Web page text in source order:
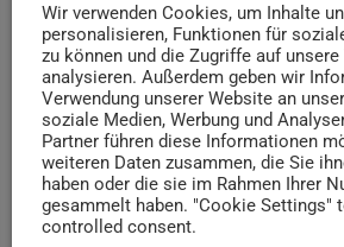
NEWS
Wir verwenden Cookies, um Inhalte
personalisieren, Funktionen für
zu können und die Zugriffe auf
analysieren. Außerdem geben wir
Verwendung unserer Website an
soziale Medien, Werbung und
Partner führen diese Informationen
weiteren Daten zusammen, die Sie
haben oder die sie im Rahmen Ihrer
gesammelt haben. "Cookie Settings"
controlled consent.